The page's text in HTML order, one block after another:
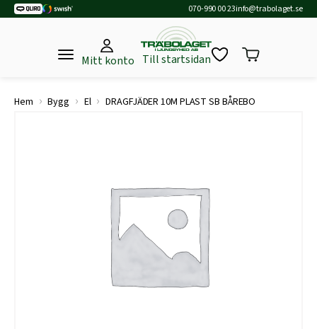
070-990 00 23info@trabolaget.se
Mitt konto Till startsidan
Hem › Bygg › El › DRAGFJÄDER 10M PLAST SB BÅREBO